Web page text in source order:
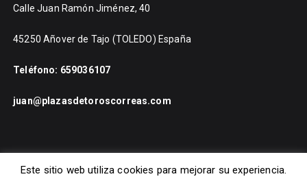
Calle Juan Ramón Jiménez, 40
45250 Añover de Tajo (TOLEDO) España
Teléfono: 659036107
juan@plazasdetoroscorreas.com
Este sitio web utiliza cookies para mejorar su experiencia.